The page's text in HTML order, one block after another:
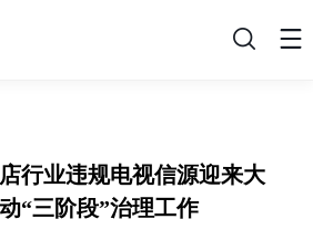
搜
行业违规电视信源迎来大
“三阶段”治理工作